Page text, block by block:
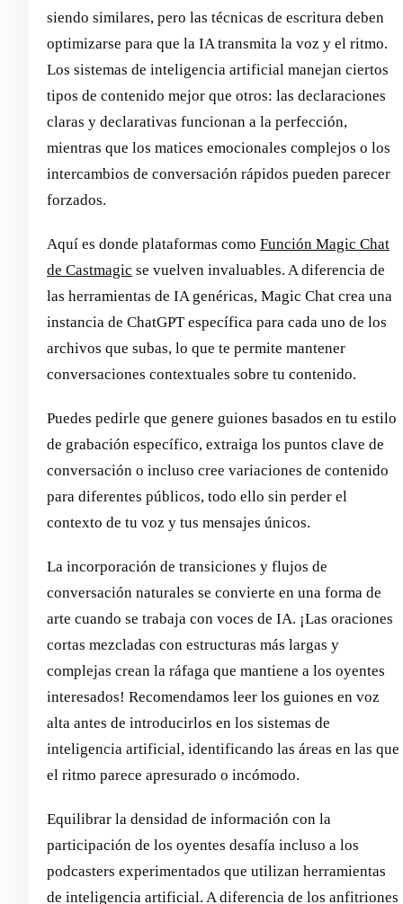
siendo similares, pero las técnicas de escritura deben
optimizarse para que la IA transmita la voz y el ritmo.
Los sistemas de inteligencia artificial manejan ciertos
tipos de contenido mejor que otros: las declaraciones
claras y declarativas funcionan a la perfección,
mientras que los matices emocionales complejos o los
intercambios de conversación rápidos pueden parecer
forzados.
Aquí es donde plataformas como Función Magic Chat
de Castmagic se vuelven invaluables. A diferencia de
las herramientas de IA genéricas, Magic Chat crea una
instancia de ChatGPT específica para cada uno de los
archivos que subas, lo que te permite mantener
conversaciones contextuales sobre tu contenido.
Puedes pedirle que genere guiones basados en tu estilo
de grabación específico, extraiga los puntos clave de
conversación o incluso cree variaciones de contenido
para diferentes públicos, todo ello sin perder el
contexto de tu voz y tus mensajes únicos.
La incorporación de transiciones y flujos de
conversación naturales se convierte en una forma de
arte cuando se trabaja con voces de IA. ¡Las oraciones
cortas mezcladas con estructuras más largas y
complejas crean la ráfaga que mantiene a los oyentes
interesados! Recomendamos leer los guiones en voz
alta antes de introducirlos en los sistemas de
inteligencia artificial, identificando las áreas en las que
el ritmo parece apresurado o incómodo.
Equilibrar la densidad de información con la
participación de los oyentes desafía incluso a los
podcasters experimentados que utilizan herramientas
de inteligencia artificial. A diferencia de los anfitriones